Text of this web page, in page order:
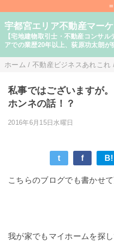
=
宇都宮エリア不動産マー
【宅地建物取引士・不動産コンサ
アでの業歴20年以上、荻原功太朗が
ホーム / 不動産ビジネスあれこれ
私事ではございますが
ホンネの話！？
2016年6月15日水曜日
t f B!
こちらのブログでも書かせ
我が家でもマイホームを探し